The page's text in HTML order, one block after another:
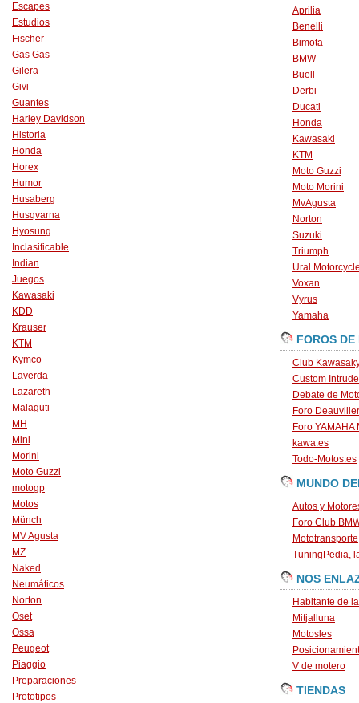
Escapes
Estudios
Fischer
Gas Gas
Gilera
Givi
Guantes
Harley Davidson
Historia
Honda
Horex
Humor
Husaberg
Husqvarna
Hyosung
Inclasificable
Indian
Juegos
Kawasaki
KDD
Krauser
KTM
Kymco
Laverda
Lazareth
Malaguti
MH
Mini
Morini
Moto Guzzi
motogp
Motos
Münch
MV Agusta
MZ
Naked
Neumáticos
Norton
Oset
Ossa
Peugeot
Piaggio
Preparaciones
Prototipos
Aprilia
Benelli
Bimota
BMW
Buell
Derbi
Ducati
Honda
Kawasaki
KTM
Moto Guzzi
Moto Morini
MvAgusta
Norton
Suzuki
Triumph
Ural
Voxan
Vyrus
Yamaha
FOROS DE
Club
Custom
Debate de
Foro
Foro YAMAHA
kawa.es
Todo-Motos.es
MUNDO
Autos y
Foro Club
Mototransporte
TuningPedia,
NOS
Habitante de
Mitjalluna
Motosles
V de motero
TIENDAS